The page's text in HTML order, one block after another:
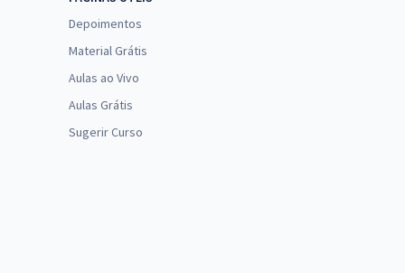
Depoimentos
Material Grátis
Aulas ao Vivo
Aulas Grátis
Sugerir Curso